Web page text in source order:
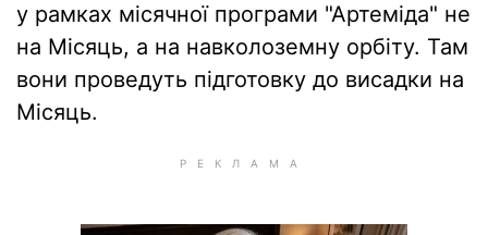
у рамках місячної програми "Артеміда" не
на Місяць, а на навколоземну орбіту. Там
вони проведуть підготовку до висадки на
Місяць.